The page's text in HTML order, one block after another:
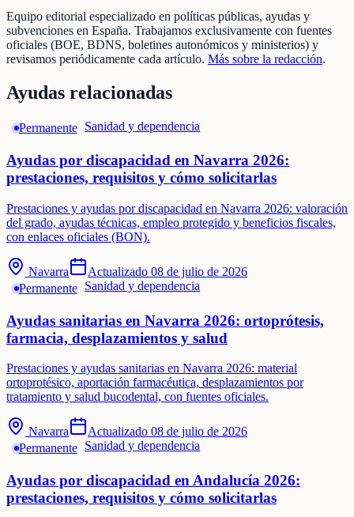
Equipo editorial especializado en políticas públicas, ayudas y
subvenciones en España. Trabajamos exclusivamente con fuentes
oficiales (BOE, BDNS, boletines autonómicos y ministerios) y
revisamos periódicamente cada artículo. Más sobre la redacción.
Ayudas relacionadas
Permanente Sanidad y dependencia
Ayudas por discapacidad en Navarra 2026:
prestaciones, requisitos y cómo solicitarlas
Prestaciones y ayudas por discapacidad en Navarra 2026: valoración
del grado, ayudas técnicas, empleo protegido y beneficios fiscales,
con enlaces oficiales (BON).
Navarra Actualizado 08 de julio de 2026
Permanente
Sanidad y dependencia
Ayudas sanitarias en Navarra 2026: ortoprótesis,
farmacia, desplazamientos y salud
Prestaciones y ayudas sanitarias en Navarra 2026: material
ortoprotésico, aportación farmacéutica, desplazamientos por
tratamiento y salud bucodental, con fuentes oficiales.
Navarra Actualizado 08 de julio de 2026
Permanente
Sanidad y dependencia
Ayudas por discapacidad en Andalucía 2026:
prestaciones, requisitos y cómo solicitarlas